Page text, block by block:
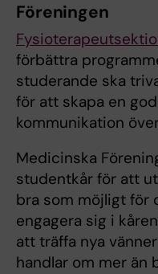
Föreningen
förbättra
studerande ska
för att skapa en
kommunikation
Medicinska
studentkår för att
bra som möjligt för
engagera sig i
att träffa nya
handlar om mer än